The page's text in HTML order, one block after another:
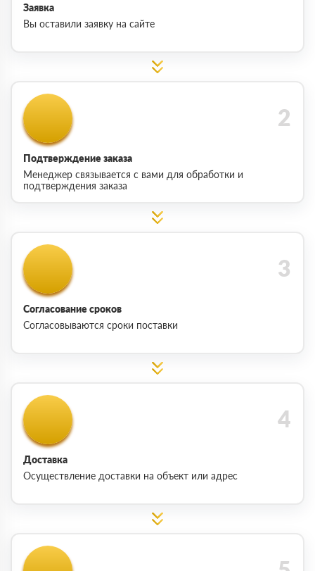
Заявка
Вы оставили заявку на сайте
Подтверждение заказа
Менеджер связывается с вами для обработки и
подтверждения заказа
Согласование сроков
Согласовываются сроки поставки
Доставка
Осуществление доставки на объект или адрес